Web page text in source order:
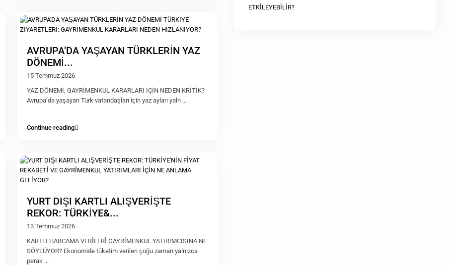
AVRUPA’DA YAŞAYAN TÜRKLERİN YAZ
DÖNEMİ...
15 Temmuz 2026
YAZ DÖNEMİ, GAYRİMENKUL KARARLARI İÇİN NEDEN KRİTİK?
Avrupa’da yaşayan Türk vatandaşları için yaz ayları yaln ...
Continue reading
YURT DIŞI KARTLI ALIŞVERİŞTE
REKOR: TÜRKİYE&...
13 Temmuz 2026
KARTLI HARCAMA VERİLERİ GAYRİMENKUL YATIRIMCISINA NE
SÖYLÜYOR? Ekonomide tüketim verileri çoğu zaman yalnızca
perak ...
ETKİLEYEBİLİR?